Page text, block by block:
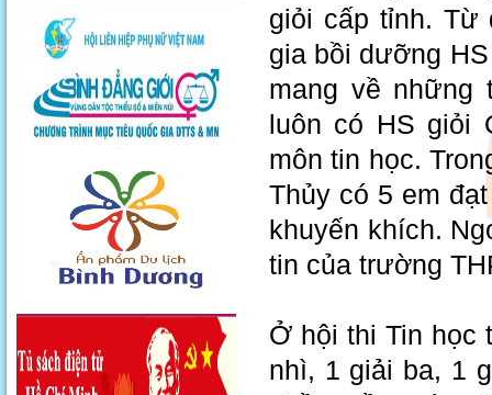
giỏi cấp tỉnh. Từ
gia bồi dưỡng
mang về những
luôn có HS giỏi
môn tin học.
Thủy có 5 em
khuyến khích.
tin của trường
Ở hội thi Tin học
nhì, 1 giải ba, 1